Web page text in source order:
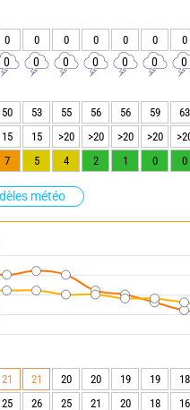
météo
0 0 0 0 0 0 0
0 0 0 0 0 0 0
50 53 55 56 56 59
63
15 15 >20 >20 >20 >20
7 5 4 2 1 0 0
21 21 20 20 19 19
18
25 26 25 21 20 18
16